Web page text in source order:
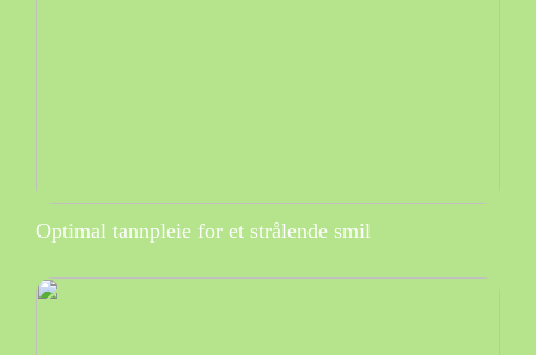
Optimal tannpleie for et strålende smil